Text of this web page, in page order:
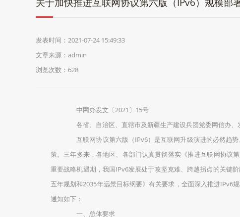
发表时间：2021-07-24 15:49:33
文章来源：admin
浏览次数：628
中网办发文〔2021〕15号
各省、自治区、直辖市及新疆生产建设兵团党委网信办、
互联网协议第六版（IPv6）是互联网升级演进的必然趋势
策。三年多来，各地区、各部门认真贯彻落实《推进互联网协议
重要战略机遇期，我国IPv6发展处于攻坚克难、跨越拐点的关键
五年规划和2035年远景目标纲要》有关要求，全面深入推进IPv6
通知如下：
一、总体要求